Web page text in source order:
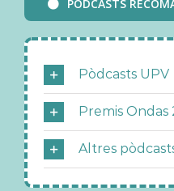
Pòdcasts UPV
Altres
RECURSOS PER A